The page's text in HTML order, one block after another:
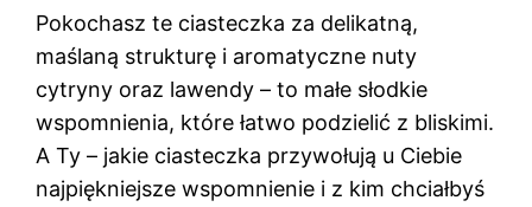
Pokochasz te ciasteczka za delikatną,
maślaną strukturę i aromatyczne nuty
cytryny oraz lawendy – to małe słodkie
wspomnienia, które łatwo podzielić z bliskimi.
A Ty – jakie ciasteczka przywołują u Ciebie
najpiękniejsze wspomnienie i z kim chciałbyś